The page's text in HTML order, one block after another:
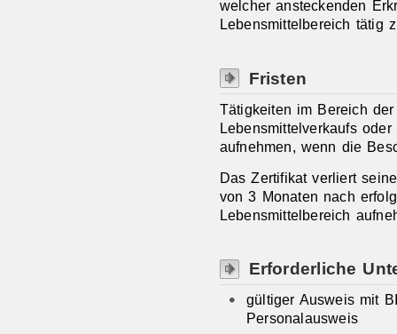
welcher ansteckenden
Lebensmittelbereich tätig
Fristen
Tätigkeiten im Bereich
Lebensmittelverkaufs
aufnehmen, wenn die
Das Zertifikat verliert
von 3 Monaten nach
Lebensmittelbereich
Erforderliche
gültiger Ausweis mit
Personalausweis